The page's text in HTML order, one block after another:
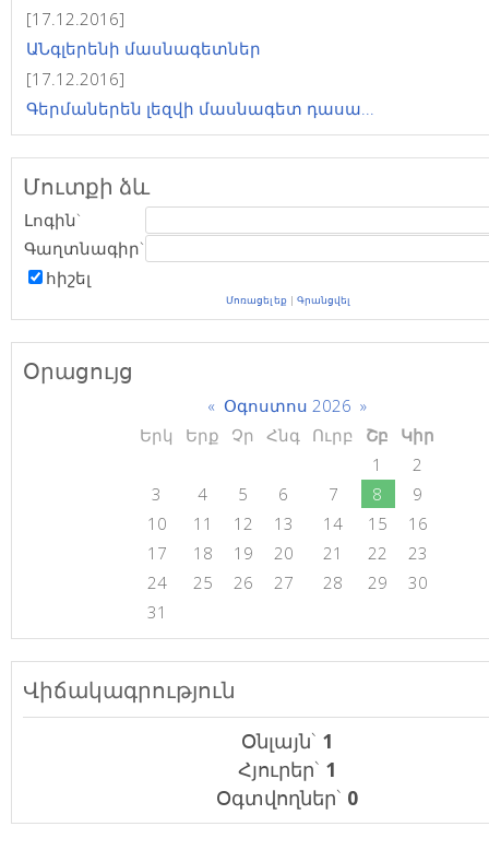
[17.12.2016]
ԱՆգլերենի մասնագետներ
[17.12.2016]
Գերմաներեն լեզվի մասնագետ դասա...
Մուտքի ձև
Լոգին`
Գաղտնագիր`
հիշել
Մոռացել եք | Գրանցվել
Օրացույց
« Օգոստոս 2026 »
Երկ
Երք Չր Հնգ Ուրբ Շբ
Կիր
1
2
3
4 5 6 7 8
9
10
11 12 13 14 15
16
17
18 19 20 21 22
23
24
25 26 27 28 29
30
31
Վիճակագրություն
Օնլայն` 1
Հյուրեր` 1
Օգտվողներ` 0